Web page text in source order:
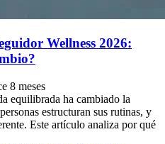
Wellness 2026:
8 meses
equilibrada ha cambiado la
estructuran sus rutinas, y
Este artículo analiza por qué